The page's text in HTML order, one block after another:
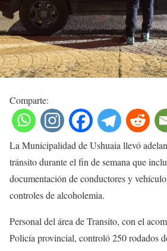
Comparte:
La Municipalidad de Ushuaia llevó
tránsito durante el fin de semana que
documentación de conductores y
controles de alcoholemia.
Personal del área de Transito, con el
Policía provincial, controló 250 rodados